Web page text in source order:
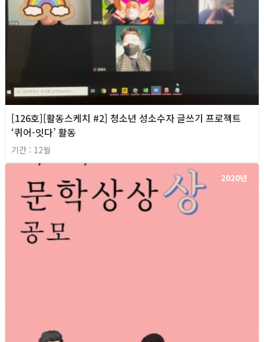
[126호][활동스케치 #2] 청소년 성소수자 글쓰기 프로젝트
‘퀴어-잇다’ 활동
기간 : 12월
2020년